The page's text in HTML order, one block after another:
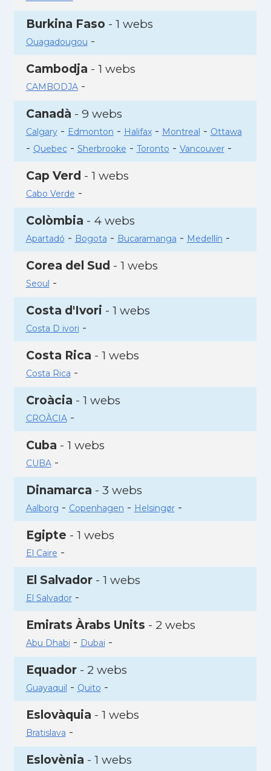
Burkina Faso - 1 webs
Ouagadougou -
Cambodja - 1 webs
CAMBODJA-
Canadà - 9 webs
Calgary- Edmonton - Halifax- Montreal - Ottawa
- Quebec- Sherbrooke - Toronto - Vancouver-
Cap Verd - 1 webs
Cabo Verde -
Colòmbia - 4 webs
Apartadó - Bogota - Bucaramanga - Medellín -
Corea del Sud - 1 webs
Seoul -
Costa d'Ivori - 1 webs
Costa D ivori -
Costa Rica - 1 webs
Costa Rica -
Croàcia - 1 webs
CROÀCIA-
Cuba - 1 webs
CUBA-
Dinamarca - 3 webs
Aalborg - Copenhagen - Helsingør-
Egipte - 1 webs
El Caire -
El Salvador- 1 webs
El Salvador-
Emirats Àrabs Units - 2 webs
Abu Dhabi - Dubai -
Equador- 2 webs
Guayaquil - Quito -
Eslovàquia - 1 webs
Bratislava -
Eslovènia - 1 webs